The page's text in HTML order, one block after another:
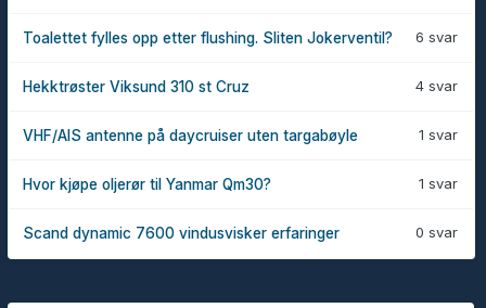
6 svar
Toalettet fylles opp etter flushing. Sliten Jokerventil?
4 svar
Hekktrøster Viksund 310 st Cruz
1 svar
VHF/AIS antenne på daycruiser uten targabøyle
1 svar
Hvor kjøpe oljerør til Yanmar Qm30?
0 svar
Scand dynamic 7600 vindusvisker erfaringer